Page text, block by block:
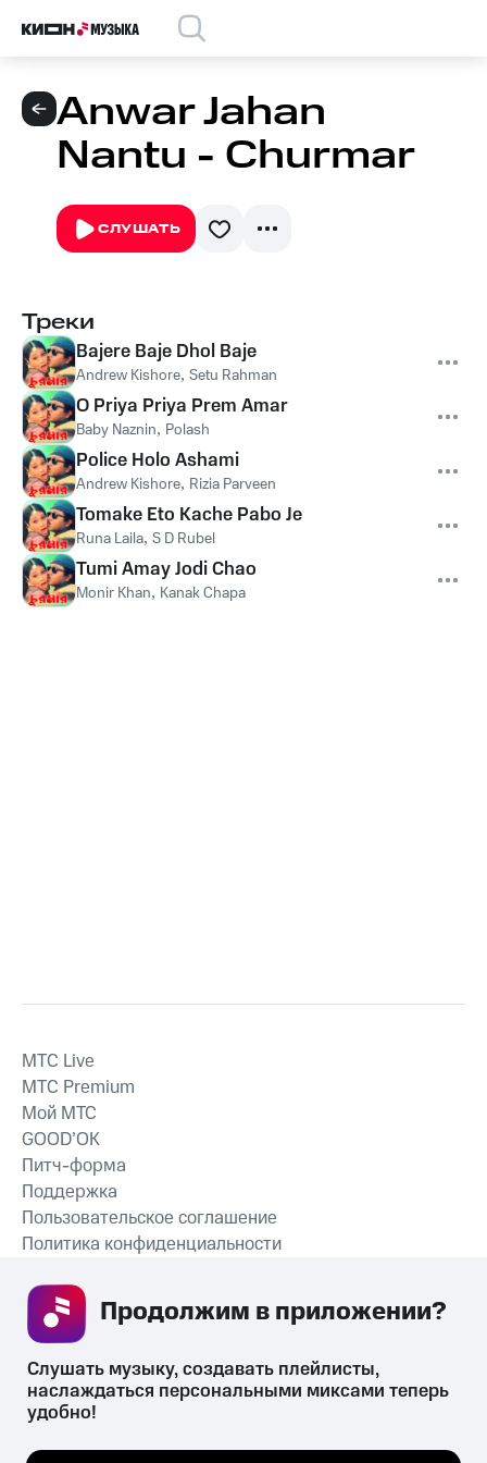
Anwar Jahan
Nantu - Churmar
СЛУШАТЬ
Треки
Bajere Baje Dhol Baje
Andrew Kishore, Setu Rahman
O Priya Priya Prem Amar
Baby Naznin, Polash
Police Holo Ashami
Andrew Kishore, Rizia Parveen
Tomake Eto Kache Pabo Je
Runa Laila, S D Rubel
Tumi Amay Jodi Chao
Monir Khan, Kanak Chapa
СКАЧАТЬ ПРИЛОЖЕНИЕ
MTС Live
MTС Premium
Мой МТС
GOOD’OK
Питч-форма
Поддержка
Пользовательское соглашение
Политика конфиденциальности
психотропных веществ, их аналогов причиняет вред здоровью,
Слушать музыку, создавать плейлисты,
наслаждаться персональными миксами теперь
удобно!